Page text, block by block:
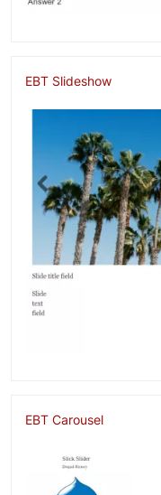
EBT Slideshow
EBT Carousel